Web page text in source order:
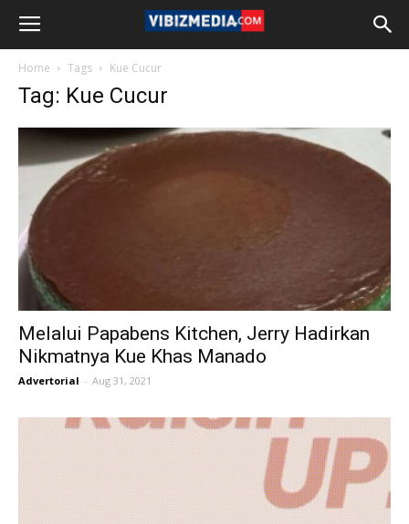
Home Tags Kue Cucur
Tag: Kue Cucur
Melalui Papabens Kitchen, Jerry Hadirkan
Nikmatnya Kue Khas Manado
Advertorial - Aug 31, 2021